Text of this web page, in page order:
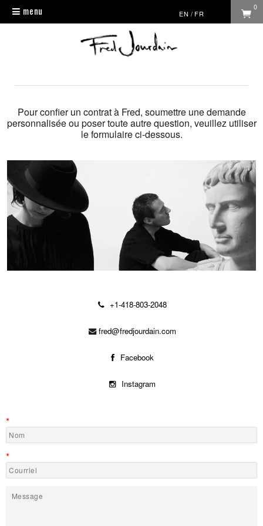
Toggle
navigation
menu EN / FR
0
Pour confier un contrat à Fred, soumettre une demande
personnalisée ou poser toute autre question, veuillez utiliser
le formulaire ci-dessous.
+1-418-803-2048
fred@fredjourdain.com
Facebook
Instagram